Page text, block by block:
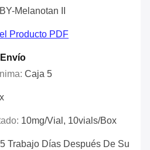
Melanotan II
Producto PDF
Caja 5
10mg/vial, 10vials/Box
Trabajo Días Después De Su